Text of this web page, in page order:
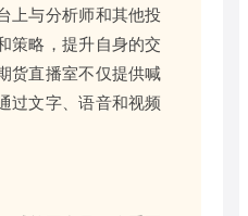
上与分析师和其他投
策略，提升自身的交
货直播室不仅提供喊
过文字、语音和视频